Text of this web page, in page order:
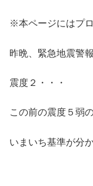
※本ページにはプ
昨晩、緊急地震警
震度２・・・
この前の震度５弱
いまいち基準が分